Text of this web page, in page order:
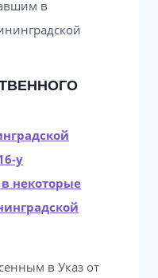
в
у
некоторые
в Указ от